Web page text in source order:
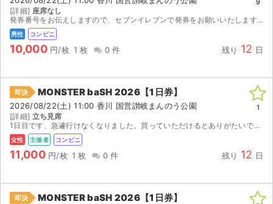
よくある質問
お知らせ
[詳細] 座席なし
発券番号をお伝えしますので、セブンイレブンで発券をお願いいたします。
男性 コンビニ
10,000 円/枚 1 枚 0 件 残り 12 日
9
即決 MONSTER baSH 2026【1日券】
2026/08/22(土) 11:00 香川 国営讃岐まんのう公園
[詳細] 立ち見席
1日目です、急遽行けなくなりました。買っていただけるとありがたいです。値下げ可
女性 主催者 コンビニ
11,000 円/枚 1 枚 0 件 残り 12 日
1
即決 MONSTER baSH 2026【1日券】